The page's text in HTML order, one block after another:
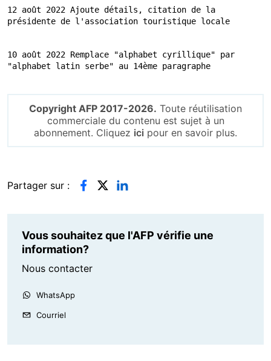
12 août 2022 Ajoute détails, citation de la
présidente de l'association touristique locale
10 août 2022 Remplace "alphabet cyrillique" par
"alphabet latin serbe" au 14ème paragraphe
Copyright AFP 2017-2026. Toute réutilisation
commerciale du contenu est sujet à un
abonnement. Cliquez ici pour en savoir plus.
Partager sur :
Vous souhaitez que l'AFP vérifie une
information?
Nous contacter
WhatsApp
Courriel